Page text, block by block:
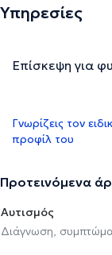
Υπηρεσίες
Επίσκεψη για
Γνωρίζεις τον
προφίλ του
Προτεινόμενα
Αυτισμός
Διάγνωση,